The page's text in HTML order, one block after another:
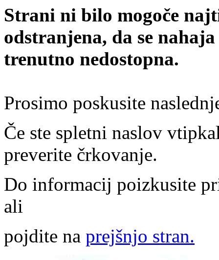
Strani ni bilo mogoče
odstranjena, da se
trenutno nedostopna.
Prosimo poskusite
Če ste spletni naslov
preverite črkovanje.
Do informacij poizkusite
ali
pojdite na prejšnjo stran.